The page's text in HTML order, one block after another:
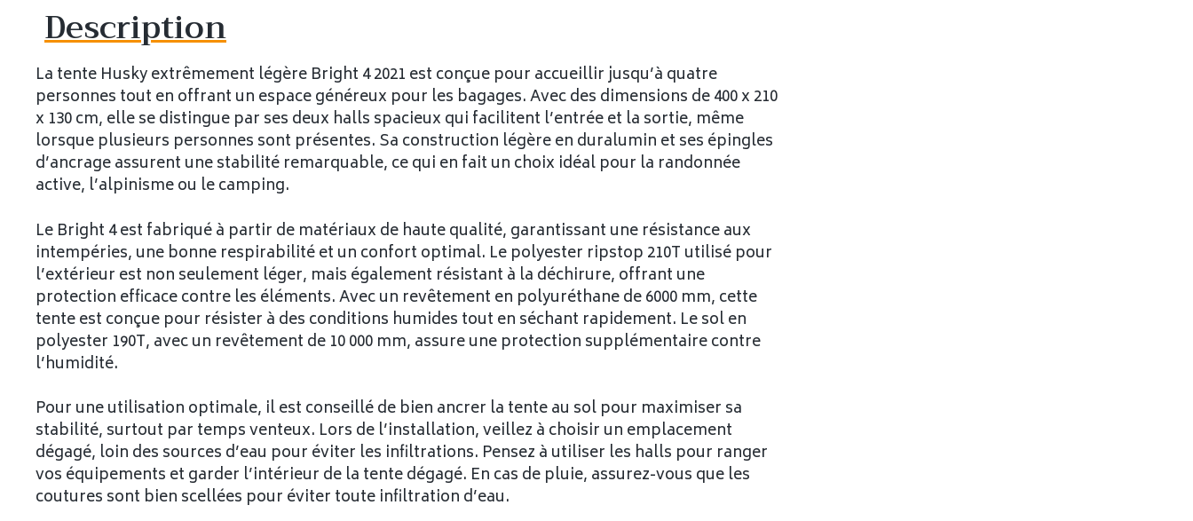
Description
La tente Husky extrêmement légère Bright 4 2021 est conçue pour accueillir jusqu’à quatre
personnes tout en offrant un espace généreux pour les bagages. Avec des dimensions de 400 x 210
x 130 cm, elle se distingue par ses deux halls spacieux qui facilitent l’entrée et la sortie, même
lorsque plusieurs personnes sont présentes. Sa construction légère en duralumin et ses épingles
d’ancrage assurent une stabilité remarquable, ce qui en fait un choix idéal pour la randonnée
active, l’alpinisme ou le camping.
Le Bright 4 est fabriqué à partir de matériaux de haute qualité, garantissant une résistance aux
intempéries, une bonne respirabilité et un confort optimal. Le polyester ripstop 210T utilisé pour
l’extérieur est non seulement léger, mais également résistant à la déchirure, offrant une
protection efficace contre les éléments. Avec un revêtement en polyuréthane de 6000 mm, cette
tente est conçue pour résister à des conditions humides tout en séchant rapidement. Le sol en
polyester 190T, avec un revêtement de 10 000 mm, assure une protection supplémentaire contre
l’humidité.
Pour une utilisation optimale, il est conseillé de bien ancrer la tente au sol pour maximiser sa
stabilité, surtout par temps venteux. Lors de l’installation, veillez à choisir un emplacement
dégagé, loin des sources d’eau pour éviter les infiltrations. Pensez à utiliser les halls pour ranger
vos équipements et garder l’intérieur de la tente dégagé. En cas de pluie, assurez-vous que les
coutures sont bien scellées pour éviter toute infiltration d’eau.